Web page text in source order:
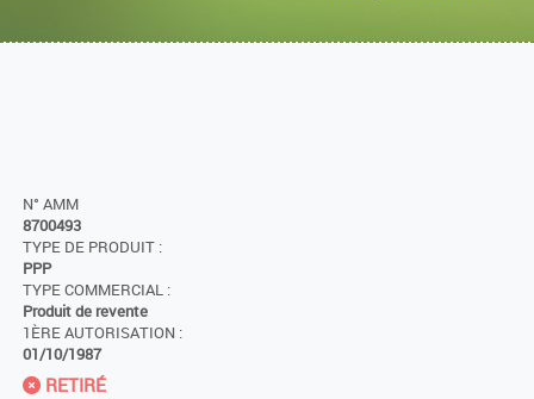
N° AMM
8700493
TYPE DE PRODUIT :
PPP
TYPE COMMERCIAL :
Produit de revente
1ÈRE AUTORISATION :
01/10/1987
RETIRÉ